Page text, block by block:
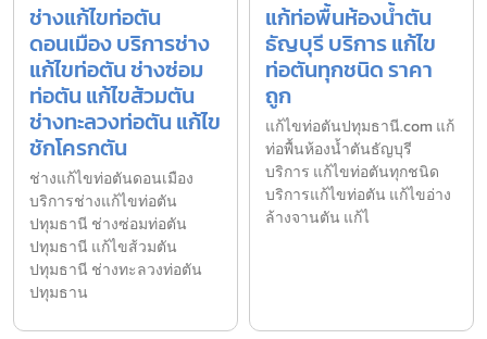
ช่างแก้ไขท่อตัน
ดอนเมือง บริการช่าง
แก้ไขท่อตัน ช่างซ่อม
ท่อตัน แก้ไขส้วมตัน
ช่างทะลวงท่อตัน แก้ไข
ชักโครกตัน
ช่างแก้ไขท่อตันดอนเมือง
บริการช่างแก้ไขท่อตัน
ปทุมธานี ช่างซ่อมท่อตัน
ปทุมธานี แก้ไขส้วมตัน
ปทุมธานี ช่างทะลวงท่อตัน
ปทุมธาน
แก้ท่อพื้นห้องน้ำตัน
ธัญบุรี บริการ แก้ไข
ท่อตันทุกชนิด ราคา
ถูก
แก้ไขท่อตันปทุมธานี.com แก้
ท่อพื้นห้องน้ำตันธัญบุรี
บริการ แก้ไขท่อตันทุกชนิด
บริการแก้ไขท่อตัน แก้ไขอ่าง
ล้างจานตัน แก้ไ